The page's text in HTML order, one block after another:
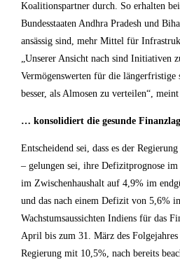
Koalitionspartner durch. So erhalten
Bundesstaaten Andhra Pradesh und
ansässig sind, mehr Mittel für
„Unserer Ansicht nach sind Initiativen
Vermögenswerten für die
besser, als Almosen zu verteilen“,
… konsolidiert die gesunde
Entscheidend sei, dass es der
– gelungen sei, ihre Defizitprognose
im Zwischenhaushalt auf 4,9% im
und das nach einem Defizit von 5,6%
Wachstumsaussichten Indiens für das
April bis zum 31. März des
Regierung mit 10,5%, nach bereits